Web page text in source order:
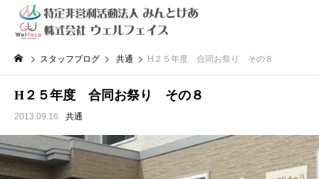
スタッフブログ 共通 H２５年度 合同お祭り その８
H２５年度 合同お祭り その８
2013.09.16 共通